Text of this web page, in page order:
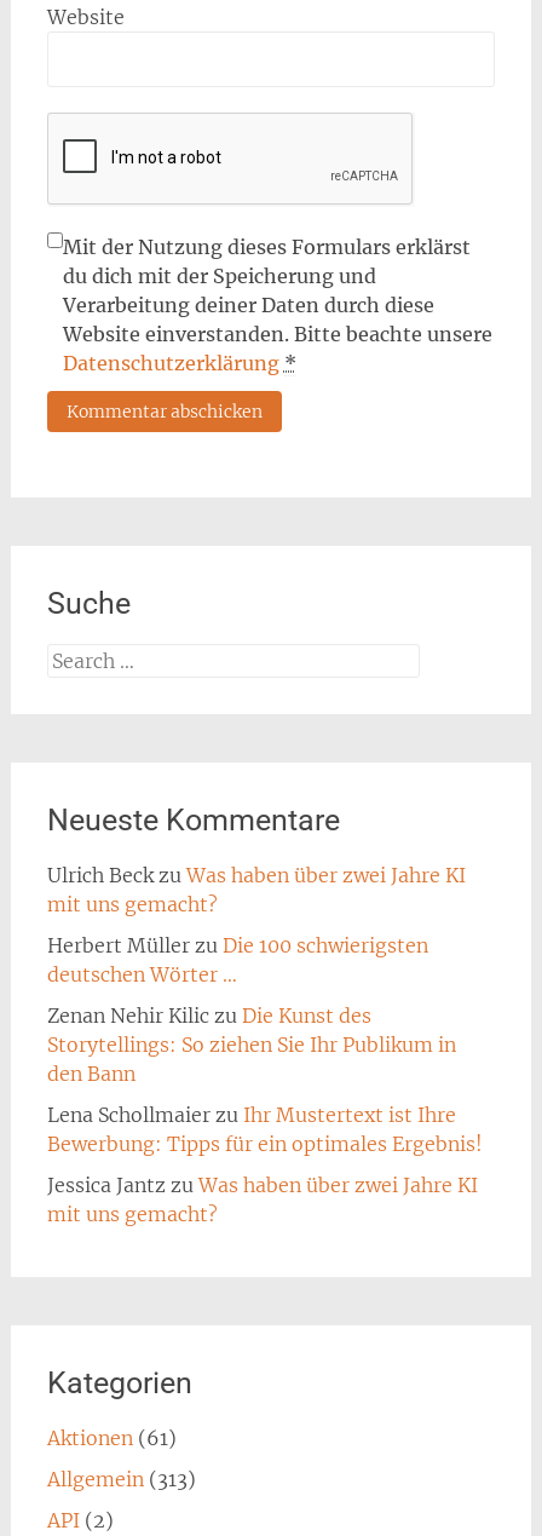
Website
Mit der Nutzung dieses Formulars erklärst
du dich mit der Speicherung und
Verarbeitung deiner Daten durch diese
Website einverstanden. Bitte beachte unsere
Datenschutzerklärung *
Suche
Search
Neueste Kommentare
Ulrich BeckzuWas haben über zwei Jahre KI
mit uns gemacht?
Herbert Müllerzu Die 100 schwierigsten
deutschen Wörter …
Zenan Nehir Kiliczu Die Kunst des
Storytellings: So ziehen Sie Ihr Publikum in
den Bann
Lena Schollmaierzu Ihr Mustertext ist Ihre
Bewerbung: Tipps für ein optimales Ergebnis!
Jessica Jantz zuWas haben über zwei Jahre KI
mit uns gemacht?
Kategorien
Aktionen(61)
Allgemein(313)
API(2)